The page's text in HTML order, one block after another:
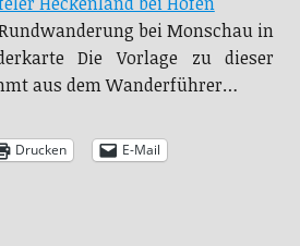
bei Monschau in
Die Vorlage zu dieser
aus dem Wanderführer…
Drucken E-Mail